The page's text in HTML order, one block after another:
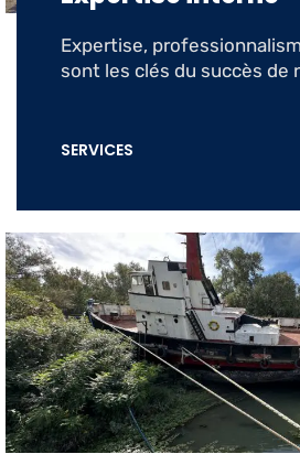
Expertise,
sont les clés du succès de
SERVICES